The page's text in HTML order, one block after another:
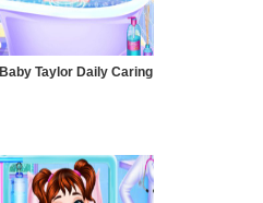
Baby Taylor Daily Caring